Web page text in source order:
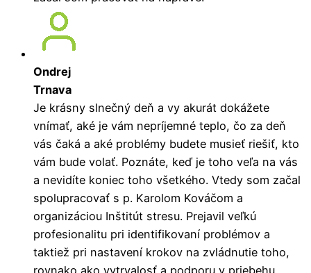
Ondrej
Trnava
Je krásny slnečný deň a vy akurát dokážete
vnímať, aké je vám nepríjemné teplo, čo za deň
vás čaká a aké problémy budete musieť riešiť, kto
vám bude volať. Poznáte, keď je toho veľa na vás
a nevidíte koniec toho všetkého. Vtedy som začal
spolupracovať s p. Karolom Kováčom a
organizáciou Inštitút stresu. Prejavil veľkú
profesionalitu pri identifikovaní problémov a
taktiež pri nastavení krokov na zvládnutie toho,
rovnako ako vytrvalosť a podporu v priebehu